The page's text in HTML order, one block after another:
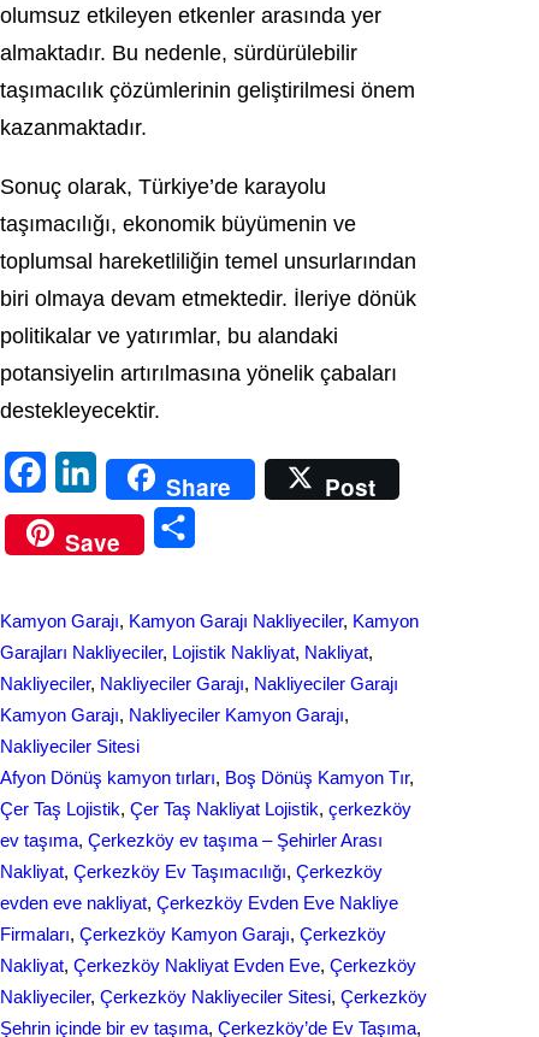
olumsuz etkileyen etkenler arasında yer
almaktadır. Bu nedenle, sürdürülebilir
taşımacılık çözümlerinin geliştirilmesi önem
kazanmaktadır.
Sonuç olarak, Türkiye’de karayolu
taşımacılığı, ekonomik büyümenin ve
toplumsal hareketliliğin temel unsurlarından
biri olmaya devam etmektedir. İleriye dönük
politikalar ve yatırımlar, bu alandaki
potansiyelin artırılmasına yönelik çabaları
destekleyecektir.
a
c
o
o
k
i
n
d
I
n
Share
Post
Save
r
e
Kamyon Garajı, Kamyon Garajı Nakliyeciler, Kamyon
Garajları Nakliyeciler, Lojistik Nakliyat, Nakliyat
Nakliyeciler, Nakliyeciler Garajı, Nakliyeciler Garajı
Kamyon Garajı, Nakliyeciler Kamyon Garajı
Nakliyeciler Sitesi
Afyon Dönüş kamyon tırları, Boş Dönüş Kamyon Tır
Çer Taş Lojistik, Çer Taş Nakliyat Lojistik, çerkezköy
ev taşıma, Çerkezköy ev taşıma – Şehirler Arası
Nakliyat, Çerkezköy Ev Taşımacılığı, Çerkezköy
evden eve nakliyat, Çerkezköy Evden Eve Nakliye
Firmaları, Çerkezköy Kamyon Garajı, Çerkezköy
Nakliyat, Çerkezköy Nakliyat Evden Eve, Çerkezköy
Nakliyeciler, Çerkezköy Nakliyeciler Sitesi, Çerkezköy
Şehrin içinde bir ev taşıma, Çerkezköy’de Ev Taşıma